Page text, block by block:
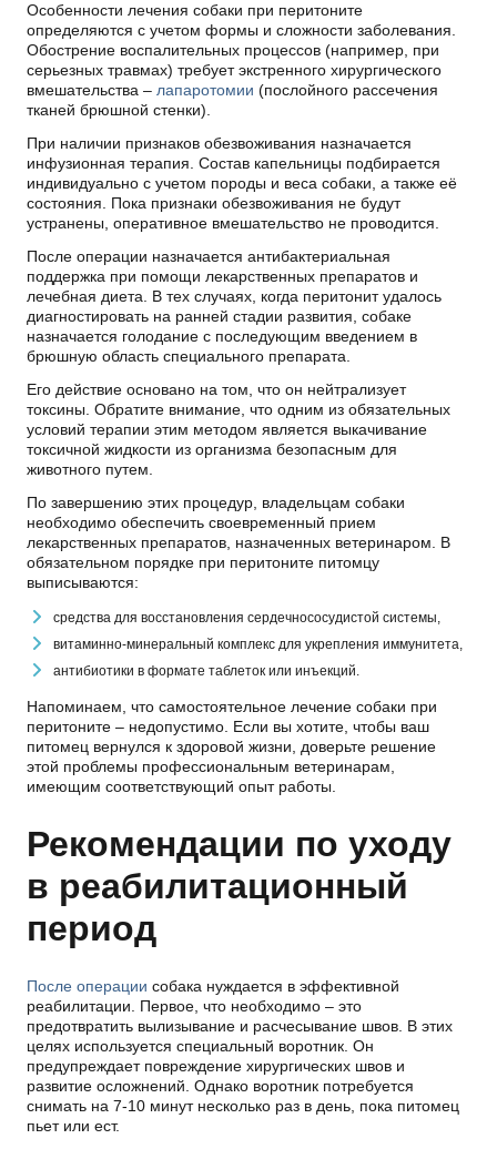
Особенности лечения собаки при перитоните
определяются с учетом формы и сложности заболевания.
Обострение воспалительных процессов (например, при
серьезных травмах) требует экстренного хирургического
вмешательства – лапаротомии (послойного рассечения
тканей брюшной стенки).
При наличии признаков обезвоживания назначается
инфузионная терапия. Состав капельницы подбирается
индивидуально с учетом породы и веса собаки, а также её
состояния. Пока признаки обезвоживания не будут
устранены, оперативное вмешательство не проводится.
После операции назначается антибактериальная
поддержка при помощи лекарственных препаратов и
лечебная диета. В тех случаях, когда перитонит удалось
диагностировать на ранней стадии развития, собаке
назначается голодание с последующим введением в
брюшную область специального препарата.
Его действие основано на том, что он нейтрализует
токсины. Обратите внимание, что одним из обязательных
условий терапии этим методом является выкачивание
токсичной жидкости из организма безопасным для
животного путем.
По завершению этих процедур, владельцам собаки
необходимо обеспечить своевременный прием
лекарственных препаратов, назначенных ветеринаром. В
обязательном порядке при перитоните питомцу
выписываются:
средства для восстановления сердечнососудистой системы,
витаминно-минеральный комплекс для укрепления иммунитета,
антибиотики в формате таблеток или инъекций.
Напоминаем, что самостоятельное лечение собаки при
перитоните – недопустимо. Если вы хотите, чтобы ваш
питомец вернулся к здоровой жизни, доверьте решение
этой проблемы профессиональным ветеринарам,
имеющим соответствующий опыт работы.
Рекомендации по уходу
в реабилитационный
период
После операции собака нуждается в эффективной
реабилитации. Первое, что необходимо – это
предотвратить вылизывание и расчесывание швов. В этих
целях используется специальный воротник. Он
предупреждает повреждение хирургических швов и
развитие осложнений. Однако воротник потребуется
снимать на 7-10 минут несколько раз в день, пока питомец
пьет или ест.